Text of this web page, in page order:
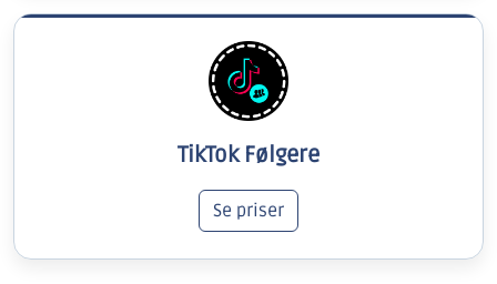
TikTok Følgere
Se priser